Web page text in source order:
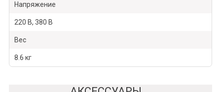
Напряжение
220 В, 380 В
Вес
8.6 кг